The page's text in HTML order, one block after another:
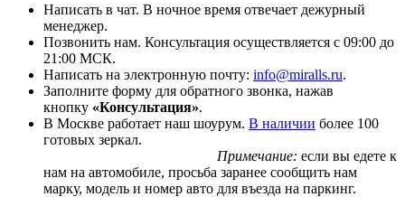
Написать в чат. В ночное время отвечает дежурный
менеджер.
Позвонить нам. Консультация осуществляется с 09:00 до
21:00 МСК.
Написать на электронную почту: info@miralls.ru.
Заполните форму для обратного звонка, нажав
кнопку «Консультация».
В Москве работает наш шоурум. В наличии более 100
готовых зеркал.
Примечание: если вы едете к
нам на автомобиле, просьба заранее сообщить нам
марку, модель и номер авто для въезда на паркинг.